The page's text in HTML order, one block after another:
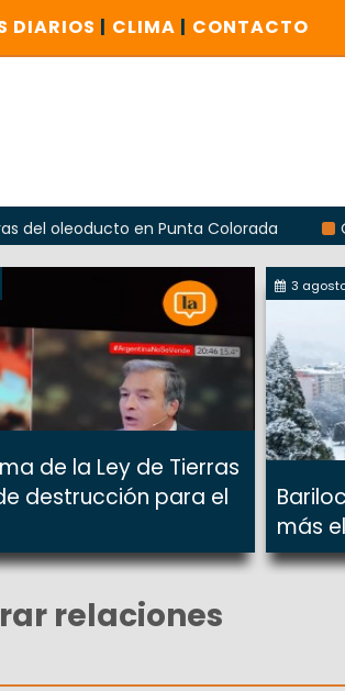
DIARIOS | CLIMA | CONTACTO
en Punta Colorada
Odarda
de la Ley de Tierras
destrucción para el
3
más
relaciones